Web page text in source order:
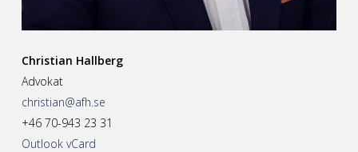
Christian Hallberg
Advokat
christian@afh.se
+46 70-943 23 31
Outlook vCard